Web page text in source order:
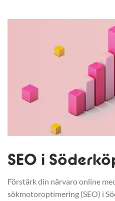
SEO i
Förstärk din närvaro online
sökmotoroptimering (SEO) i